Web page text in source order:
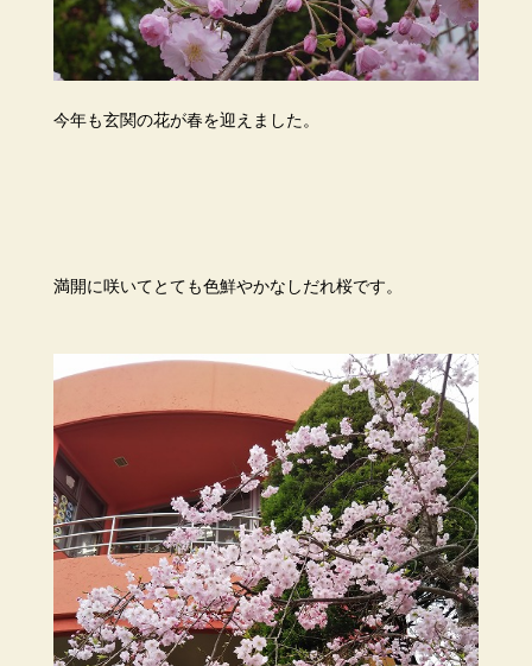
今年も玄関の花が春を迎えました。
満開に咲いてとても色鮮やかなしだれ桜です。